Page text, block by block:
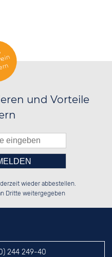
und Vorteile
Bitte tragen Sie die Zahl in
nebenstehende Feld ein.
wieder abbestellen.
Dritte weitergegeben
244 249-40